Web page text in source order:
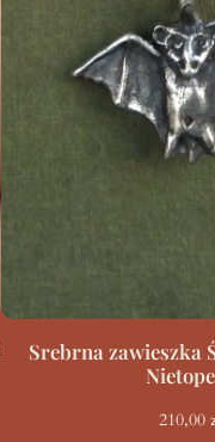
Srebrna zawieszka
210,00